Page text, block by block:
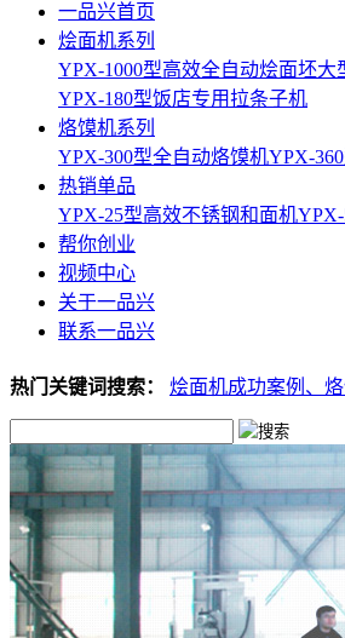
一品兴首页
烩面机系列
YPX-1000型高效全自动烩面坯大
YPX-180型饭店专用拉条子机
烙馍机系列
YPX-300型全自动烙馍机YPX-
热销单品
YPX-25型高效不锈钢和面机
帮你创业
视频中心
关于一品兴
联系一品兴
热门关键词搜索： 烩面机成功案例、